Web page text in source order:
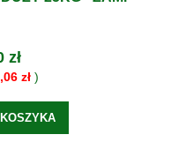
zł
zł)